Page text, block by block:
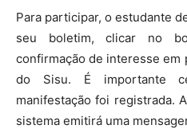
Para participar, o estudante
seu boletim, clicar no
confirmação de interesse
do Sisu. É importante
manifestação foi registrada.
sistema emitirá uma